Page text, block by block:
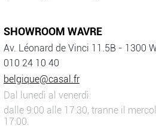
SHOWROOM WAVRE
Av. Léonard de Vinci 11.5B - 1300
010 24 10 40
belgique@casal.fr
Dal lunedì al venerdì:
dalle 9:00 alle 17:30, tranne il
17:00.